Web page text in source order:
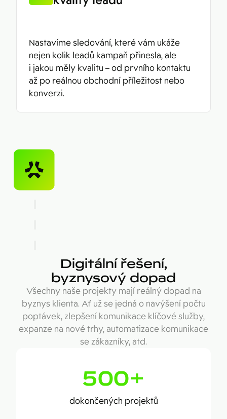
Nastavíme sledování, které vám ukáže
nejen kolik leadů kampaň přinesla, ale
i jakou měly kvalitu – od prvního kontaktu
až po reálnou obchodní příležitost nebo
konverzi.
Digitální řešení,
byznysový dopad
Všechny naše projekty mají reálný dopad na
byznys klienta. Ať už se jedná o navýšení počtu
poptávek, zlepšení komunikace klíčové služby,
expanze na nové trhy, automatizace komunikace
se zákazníky, atd.
500+
dokončených projektů